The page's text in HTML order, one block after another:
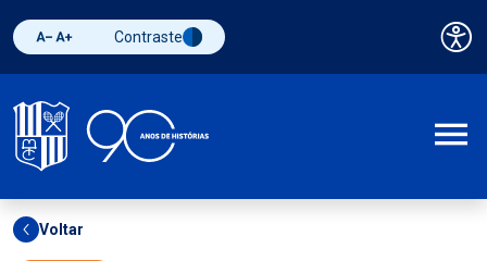
Diminuir fonte
Aumentar fonteAlternar contraste
Contraste
Voltar